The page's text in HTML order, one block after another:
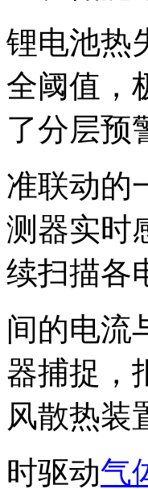
锂电池热
全阈值，
了分层预
准联动的
测器实时
续扫描各
间的电流
器捕捉，
风散热装
时驱动气